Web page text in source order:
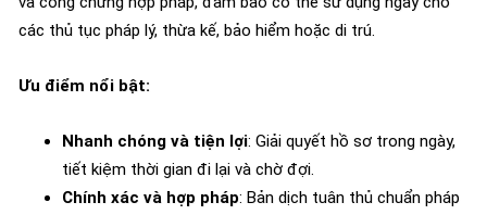
các thủ tục pháp lý, thừa kế, bảo hiểm hoặc di trú.
Ưu điểm nổi bật:
Nhanh chóng và tiện lợi: Giải quyết hồ sơ trong ngày,
tiết kiệm thời gian đi lại và chờ đợi.
Chính xác và hợp pháp: Bản dịch tuân thủ chuẩn pháp